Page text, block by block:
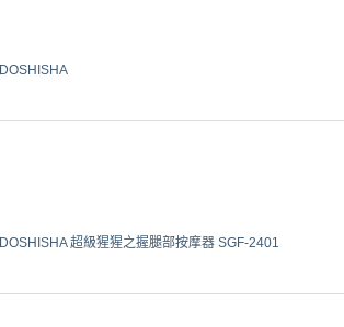
DOSHISHA
DOSHISHA 超級猩猩之握腿部按摩器 SGF-2401